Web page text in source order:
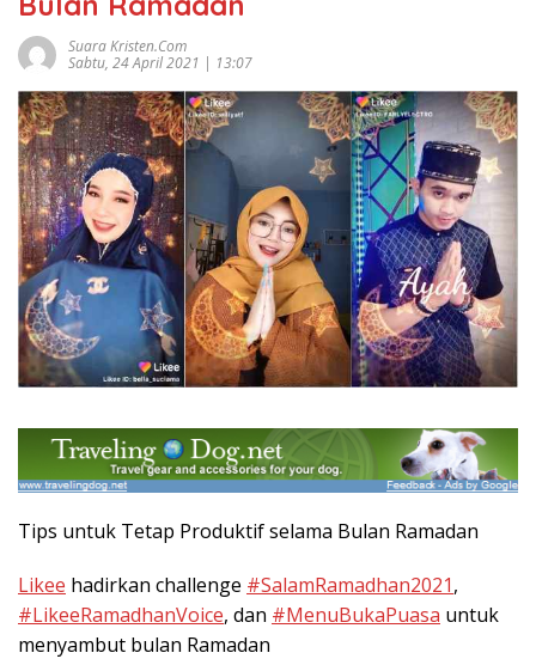
Suara Kristen.com
Sabtu, 24 April 2021 | 13:07
Tips untuk Tetap Produktif selama Bulan Ramadan
Likee hadirkan challenge #SalamRamadhan2021,
#LikeeRamadhanVoice, dan #MenuBukaPuasa untuk
menyambut bulan Ramadan